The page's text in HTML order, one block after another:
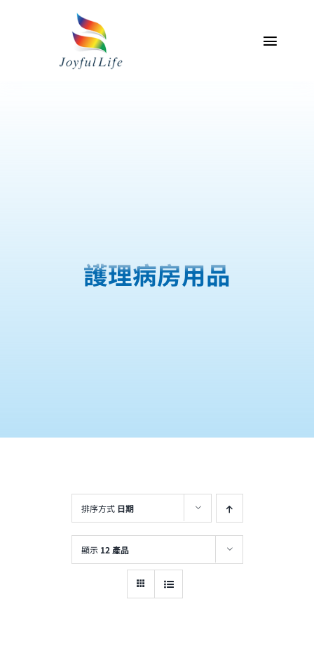
Toggle
護理病房用品
排序方式 日期
顯示 12 產品